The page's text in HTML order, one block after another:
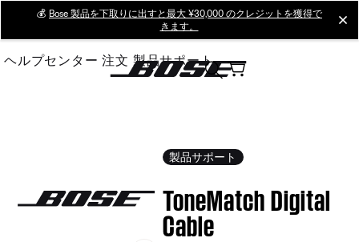
Main
💰 Bose 製品を下取りに出すと最大 ¥30,000 のクレジットを獲得で
きます。
ヘルプセンター 注文 製品サポート
製品サポート
ToneMatch Digital
Cable